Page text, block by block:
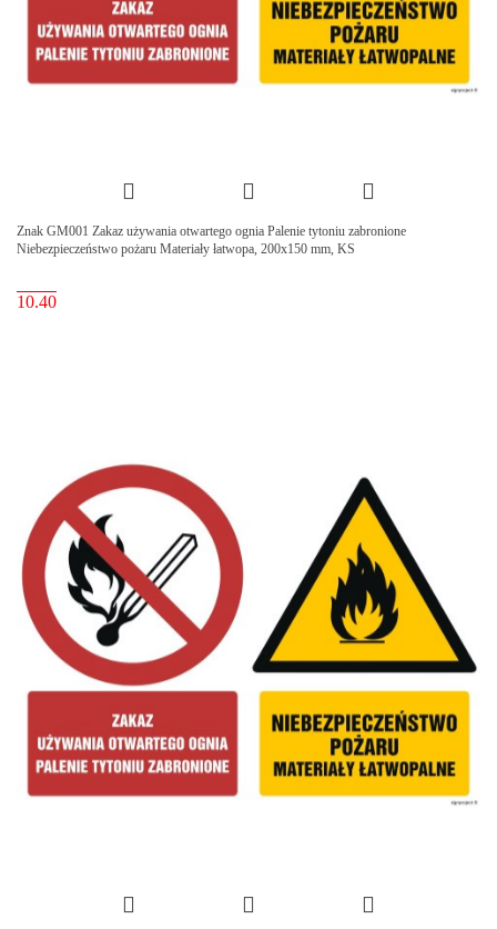
Znak GM001 Zakaz używania otwartego ognia Palenie tytoniu zabronione
Niebezpieczeństwo pożaru Materiały łatwopa, 200x150 mm, KS
10.40